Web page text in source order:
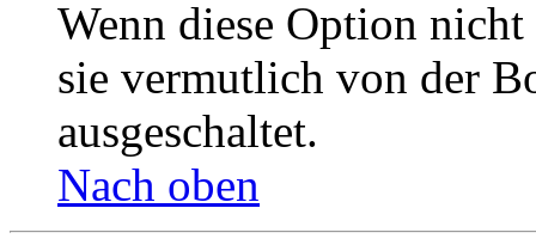
Wenn diese Option
sie vermutlich von der
ausgeschaltet.
Nach oben